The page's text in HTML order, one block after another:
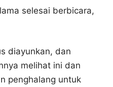
selesai berbicara,
diayunkan, dan
melihat ini dan
penghalang untuk